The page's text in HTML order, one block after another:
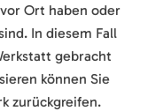
Ort haben oder
In diesem Fall
gebracht
können Sie
zurückgreifen.